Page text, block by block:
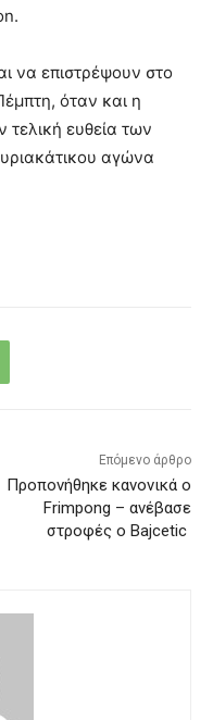
να επιστρέψουν στο
όταν και η
τελική ευθεία των
αγώνα
Επόμενο άρθρο
Προπονήθηκε κανονικά ο
Frimpong – ανέβασε
στροφές ο Bajcetic